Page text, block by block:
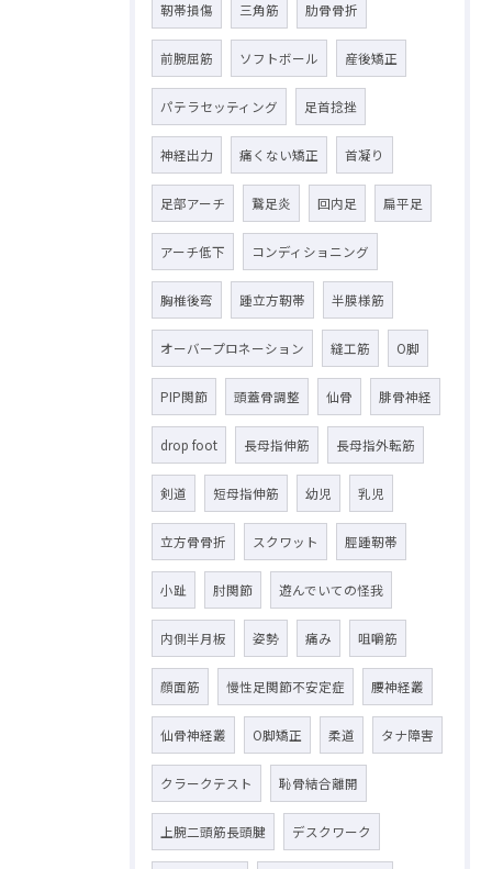
靭帯損傷 三角筋 肋骨骨折
前腕屈筋 ソフトボール 産後矯正
パテラセッティング 足首捻挫
神経出力 痛くない矯正 首凝り
足部アーチ 鵞足炎 回内足 扁平足
アーチ低下 コンディショニング
胸椎後弯 踵立方靭帯 半膜様筋
オーバープロネーション 縫工筋 O脚
PIP関節 頭蓋骨調整 仙骨 腓骨神経
drop foot 長母指伸筋 長母指外転筋
剣道 短母指伸筋 幼児 乳児
立方骨骨折 スクワット 脛踵靭帯
小趾 肘関節 遊んでいての怪我
内側半月板 姿勢 痛み 咀嚼筋
顔面筋 慢性足関節不安定症 腰神経叢
仙骨神経叢 O脚矯正 柔道 タナ障害
クラークテスト 恥骨結合離開
上腕二頭筋長頭腱 デスクワーク